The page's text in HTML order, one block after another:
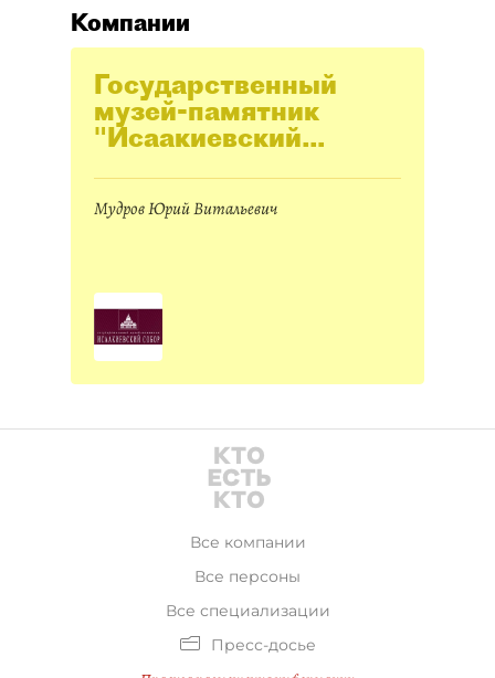
Компании
Государственный
музей-памятник
"Исаакиевский
Мудров Юрий Витальевич
Все компании
Все персоны
Все специализации
Пресс-досье